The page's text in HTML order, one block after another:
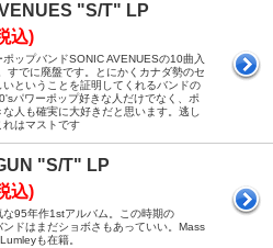
"S/T" LP
込)
ポップバンドSONIC AVENUESの10曲入
すでに廃盤です。とにかくカナダ勢のセ
いということを証明してくれるバンドの
パワーポップ好きな人だけでなく、ポ
な人も確実に大好きだと思います。逃し
れはマストです
"S/T" LP
込)
な95年作1stアルバム。この時期の
ドはまだショボさもあっていい。Mass
も在籍。